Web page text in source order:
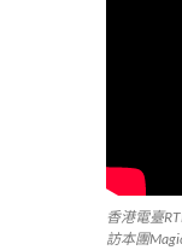
香港電臺
訪本團